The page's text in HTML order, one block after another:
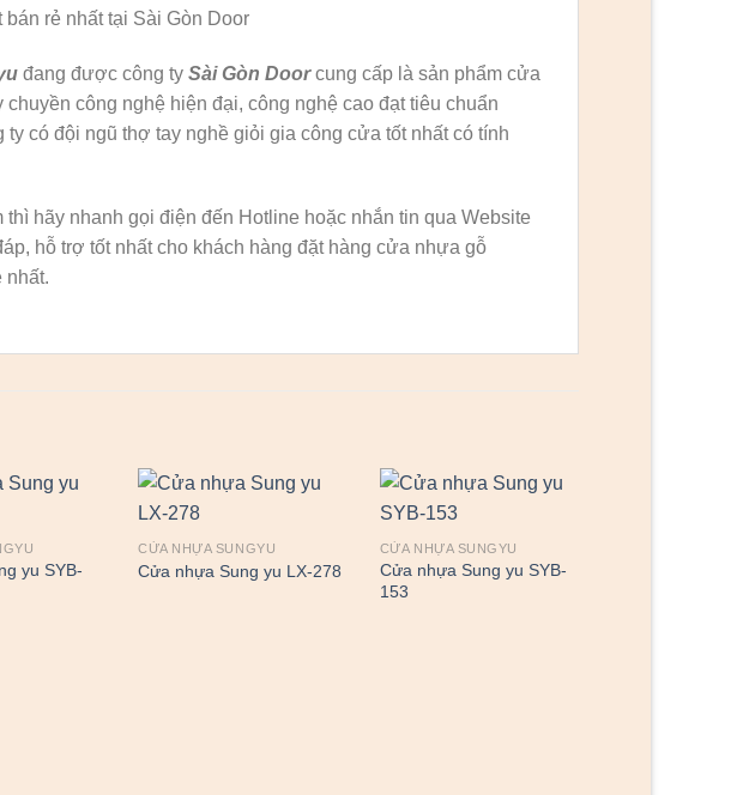
rẻ nhất tại Sài Gòn Door
đang được công ty Sài Gòn Doorcung cấp là sản phẩm cửa
công nghệ hiện đại, công nghệ cao đạt tiêu chuẩn
ty có đội ngũ thợ tay nghề giỏi gia công cửa tốt nhất có tính
hãy nhanh gọi điện đến Hotline hoặc nhắn tin qua Website
hỗ trợ tốt nhất cho khách hàng đặt hàng cửa nhựa gỗ
nhất.
yu SYB-
CỬA NHỰA SUNGYU
Cửa nhựa Sung yu LX-278
CỬA NHỰA SUNGYU
Cửa nhựa Sung yu SYB-
153